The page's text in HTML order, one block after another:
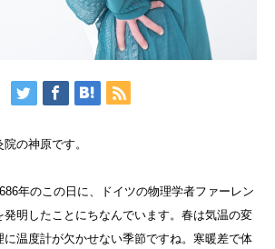
の神原です。
年のこの日に、ドイツの物理学者ファーレン
明したことにちなんでいます。春は気温の変
温度計が欠かせない季節ですね。寒暖差で体